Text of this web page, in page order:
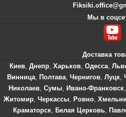
Мы в
Доставка
Киев, Днепр, Харьков, Одесса,
Винница, Полтава, Чернигов, Луцк,
Николаев, Сумы, Ивано-Франковск,
Житомир, Черкассы, Ровно,
Краматорск, Белая Церковь,